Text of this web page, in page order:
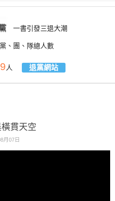
一書引發三退大潮
、團、隊總人數
人 退黨網站
貫天空
月07日